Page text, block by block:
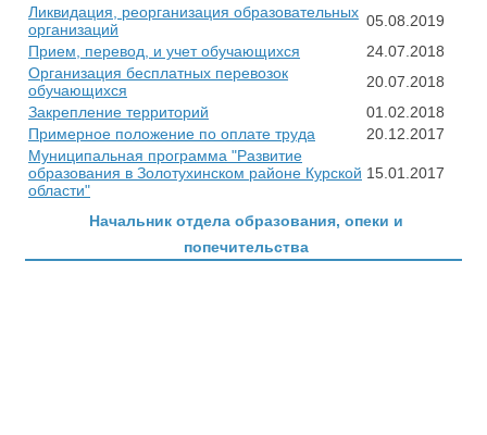
Ликвидация, реорганизация образовательных
организаций
05.08.2019
Прием, перевод, и учет обучающихся
24.07.2018
Организация бесплатных перевозок
обучающихся
20.07.2018
Закрепление территорий
01.02.2018
Примерное положение по оплате труда
20.12.2017
Муниципальная программа "Развитие
образования в Золотухинском районе Курской
области"
15.01.2017
Начальник отдела образования, опеки и
попечительства